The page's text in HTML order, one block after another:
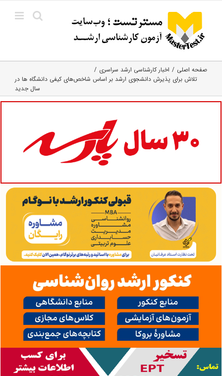
content
صفحه اصلی
اخبار کارشناسی ارشد سراسری
تلاش برای پذیرش دانشجوی ارشد بر اساس شاخص‌های کیفی دانشگاه ها در
سال جدید